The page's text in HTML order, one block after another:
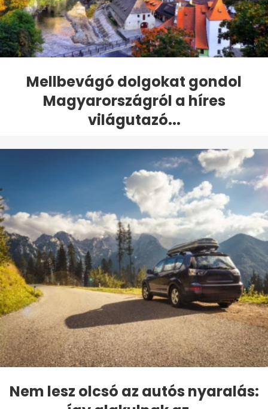
Mellbevágó dolgokat gondol
Magyarországról a híres
világutazó...
Nem lesz olcsó az autós nyaralás: